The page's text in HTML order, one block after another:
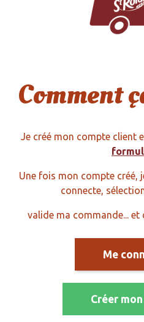
Comment
Je créé mon compte client
Une fois mon compte créé,
connecte,
valide ma commande...
Me
Créer